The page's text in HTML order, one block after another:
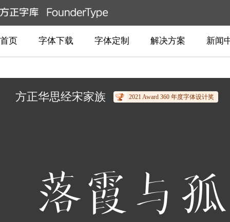
首页 字体下载 字体定制 解决方案 新闻
方正华思经宋家族 2021 Award 360 年度字体设计奖
落霞与